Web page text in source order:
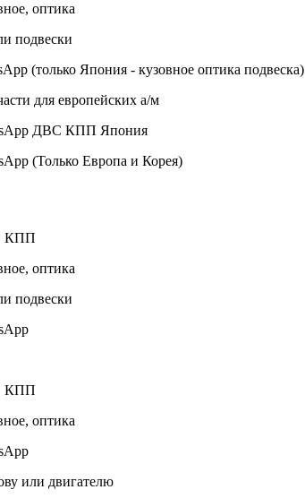
оптика
подвески
(только Япония - кузовное оптика подвеска)
для европейских а/м
ДВС КПП Япония
(Только Европа и Корея)
КПП
оптика
подвески
КПП
оптика
или двигателю